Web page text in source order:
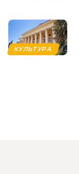
КУЛЬТУРА